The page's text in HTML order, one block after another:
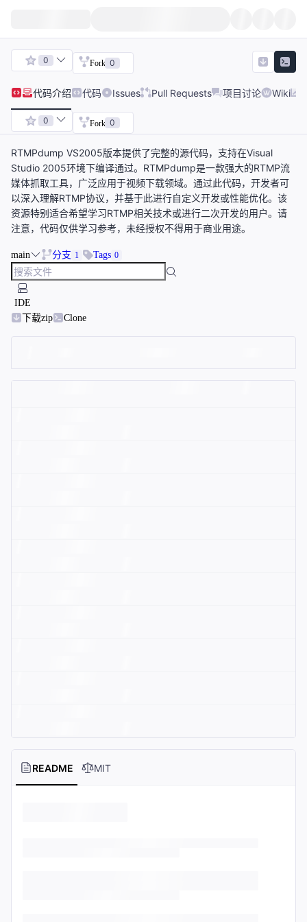
0 Fork 0
代码介绍 代码 Issues Pull Requests 项目讨论 Wiki
0 Fork 0
RTMPdump VS2005版本提供了完整的源代码，支持在Visual
Studio 2005环境下编译通过。RTMPdump是一款强大的RTMP流
媒体抓取工具，广泛应用于视频下载领域。通过此代码，开发者可
以深入理解RTMP协议，并基于此进行自定义开发或性能优化。该
资源特别适合希望学习RTMP相关技术或进行二次开发的用户。请
注意，代码仅供学习参考，未经授权不得用于商业用途。
main 分支 1 Tags 0
IDE
下载zip
Clone
README MIT